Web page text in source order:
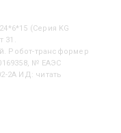
31.
Робот-трансформер
№ ЕАЭС
2A ИД: читать